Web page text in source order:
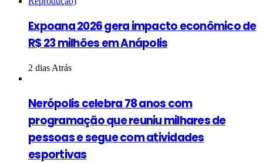
Expoana 2026 gera impacto econômico de
R$ 23 milhões em Anápolis
2 dias Atrás
Nerópolis celebra 78 anos com
programação que reuniu milhares de
pessoas e segue com atividades
esportivas